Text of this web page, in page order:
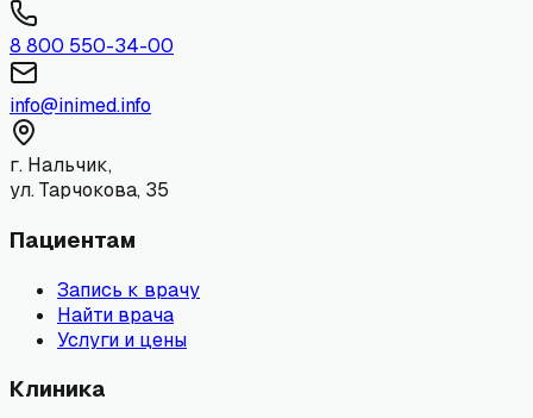
8 800 550-34-00
info@inimed.info
г. Нальчик,
ул. Тарчокова, 35
Пациентам
Запись к врачу
Найти врача
Услуги и цены
Клиника